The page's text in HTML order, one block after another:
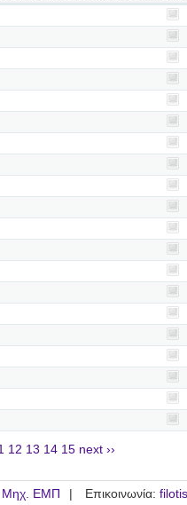
12 13 14 15 next ››
Μηχ. ΕΜΠ Επικοινωνία: